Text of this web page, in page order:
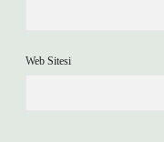
Web Sitesi